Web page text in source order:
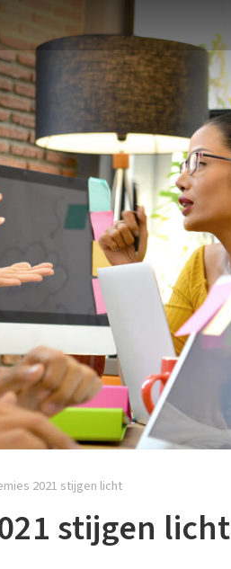
2021 stijgen licht
stijgen licht